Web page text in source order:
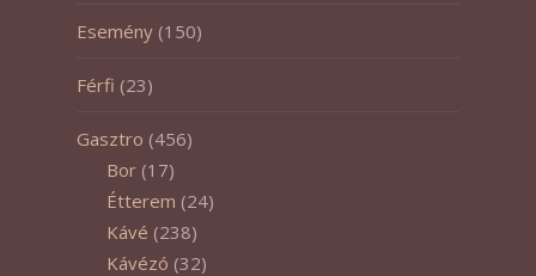
Esemény (150)
Férfi (23)
Gasztro (456)
Bor (17)
Étterem (24)
Kávé (238)
Kávézó (32)